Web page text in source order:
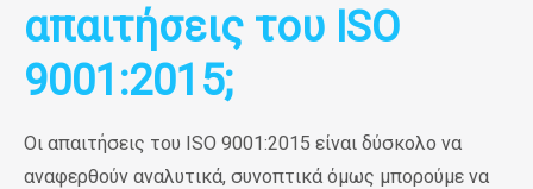
απαιτήσεις του ISO
9001:2015;
Οι απαιτήσεις του ISO 9001:2015 είναι δύσκολο να
αναφερθούν αναλυτικά, συνοπτικά όμως μπορούμε να